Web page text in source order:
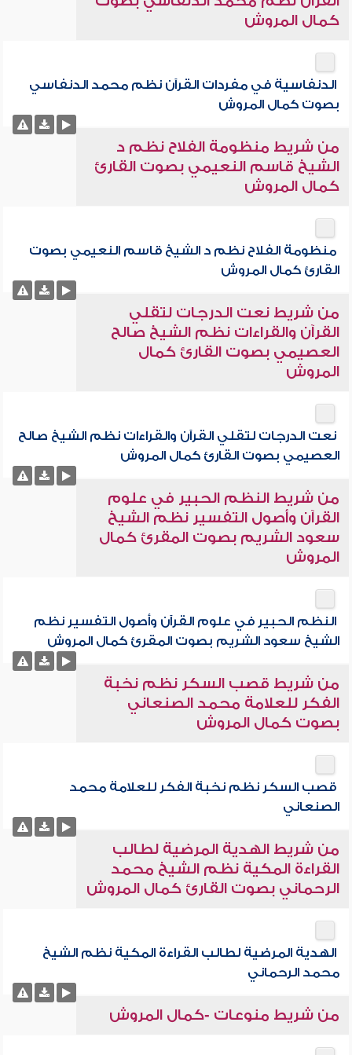
كمال المروش
الدنفاسية في مفردات القرآن نظم محمد الدنفاسي
بصوت كمال المروش
من شريط منظومة الفلاح نظم د
الشيخ قاسم النعيمي بصوت القارئ
كمال المروش
منظومة الفلاح نظم د الشيخ قاسم النعيمي بصوت
القارئ كمال المروش
من شريط نعت الدرجات لتقلي
القرآن والقراءات نظم الشيخ صالح
العصيمي بصوت القارئ كمال
المروش
نعت الدرجات لتقلي القرآن والقراءات نظم الشيخ صالح
العصيمي بصوت القارئ كمال المروش
من شريط النظم الحبير في علوم
القرآن وأصول التفسير نظم الشيخ
سعود الشريم بصوت المقرئ كمال
المروش
النظم الحبير في علوم القرآن وأصول التفسير نظم
الشيخ سعود الشريم بصوت المقرئ كمال المروش
من شريط قصب السكر نظم نخبة
الفكر للعلامة محمد الصنعاني
بصوت كمال المروش
قصب السكر نظم نخبة الفكر للعلامة محمد
الصنعاني
من شريط الهدية المرضية لطالب
القراءة المكية نظم الشيخ محمد
الرحماني بصوت القارئ كمال المروش
الهدية المرضية لطالب القراءة المكية نظم الشيخ
محمد الرحماني
من شريط منوعات -كمال المروش